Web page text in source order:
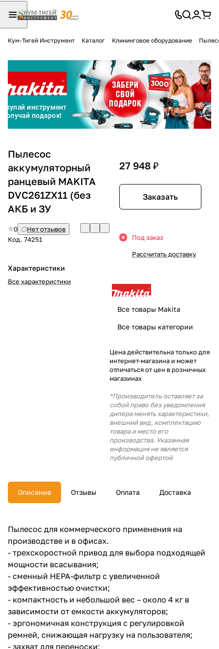
Кум-Тигей Инструмент Каталог Клининговое оборудование
Пылесос
аккумуляторный
ранцевый MAKITA
DVC261ZX11 (без
АКБ и ЗУ
0
Нет отзывов
Код. 74251
Характеристики
Все характеристики
27 948 ₽
Заказать
Под заказ
Рассчитать доставку
Все товары Makita
Все товары категории
Цена действительна только для
интернет-магазина и может
отличаться от цен в розничных
магазинах
*Производитель оставляет за
собой право без уведомления
дилера менять характеристики,
внешний вид, комплектацию
товара и место его
производства. Указанная
информация не является
публичной офертой
Описание Отзывы Оплата Доставка
Пылесос для коммерческого применения на
производстве и в офисах.
- трехскоростной привод для выбора подходящей
мощности всасывания;
- сменный HEPA-фильтр с увеличенной
эффективностью очистки;
- компактность и небольшой вес – около 4 кг в
зависимости от емкости аккумуляторов;
- эргономичная конструкция с регулировкой
ремней, снижающая нагрузку на пользователя;
- захват для переноски;
Разбейте
оплатуна части
без переплат
График платежей
Сегодня
25%
Добавляйте товары
Оплачивайте сегодня только
% картой любого банка
% будут
с вашей карты